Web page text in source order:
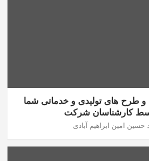
و طرح های تولیدی و خدماتی شما
کارشناسان شرکت
حسین امین ابراهیم آبادی